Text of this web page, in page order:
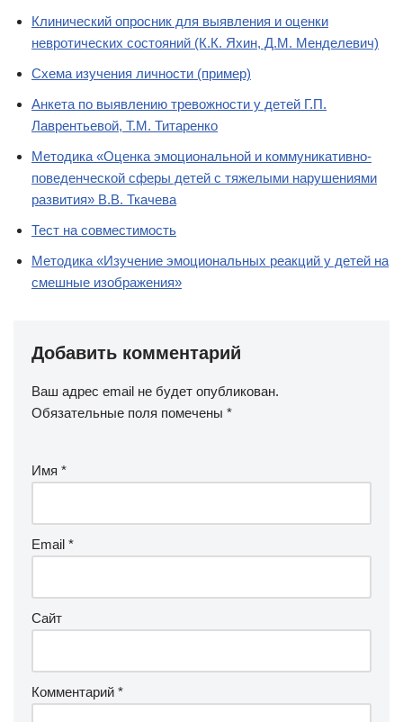
Клинический опросник для выявления и оценки
невротических состояний (К.К. Яхин, Д.М. Менделевич)
Схема изучения личности (пример)
Анкета по выявлению тревожности у детей Г.П.
Лаврентьевой, Т.М. Титаренко
Методика «Оценка эмоциональной и коммуникативно-
поведенческой сферы детей с тяжелыми нарушениями
развития» В.В. Ткачева
Тест на совместимость
Методика «Изучение эмоциональных реакций у детей на
смешные изображения»
Добавить комментарий
Ваш адрес email не будет опубликован.
Обязательные поля помечены *
Имя *
Email *
Сайт
Комментарий *